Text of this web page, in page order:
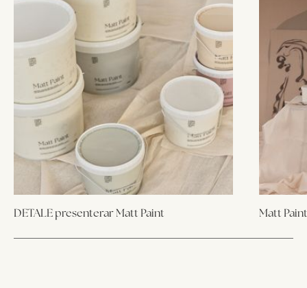
DETALE presenterar Matt Paint Matt